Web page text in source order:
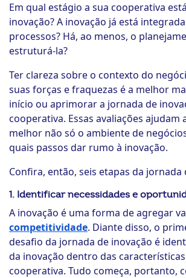
Em qual estágio a sua cooperativa
inovação? A inovação já está
processos? Há, ao menos, o
estruturá-la?
Ter clareza sobre o contexto do
suas forças e fraquezas é a melhor
início ou aprimorar a jornada de
cooperativa. Essas avaliações ajudam
melhor não só o ambiente de
quais passos dar rumo à inovação.
Confira, então, seis etapas da jornada
1. Identificar necessidades e
A inovação é uma forma de agregar
competitividade. Diante disso, o
desafio da jornada de inovação é
da inovação dentro das
cooperativa. Tudo começa, portanto,